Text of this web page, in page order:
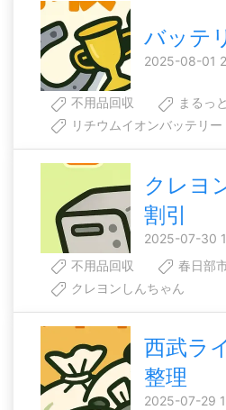
バッテ
2025-08-01
不用品回収
まるっ
リチウムイオンバッテリー
クレヨ
割引
2025-07-30
不用品回収
春日部
クレヨンしんちゃん
西武ラ
整理
2025-07-29